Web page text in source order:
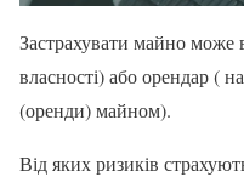
Застрахувати майно може
власності) або орендар (
(оренди) майном).
Від яких ризиків